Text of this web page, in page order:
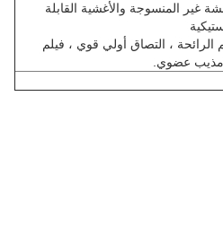
غير المنسوجة والأغشية القابلة
، التصاق أولي قوي ، فيلم
مذيب عضوي.